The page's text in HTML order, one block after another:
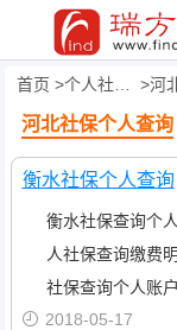
首页 个人社保查询 河北社
河北社保个人查询
衡水社保个人查询
衡水社保查询个
人社保查询缴费
社保查询个人账
2018-05-17